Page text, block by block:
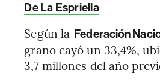
De La Espriella
Según la Federación
grano cayó un 33,4%,
3,7 millones del año